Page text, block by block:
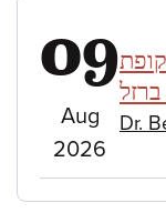
09
Aug
2026
August
9,
2026
Dr.